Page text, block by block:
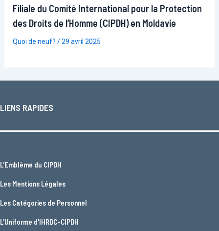
Filiale du Comité International pour la Protection
des Droits de l’Homme (CIPDH) en Moldavie
Quoi de neuf? /29 avril 2025
LIENS RAPIDES
L'Emblème du CIPDH
Les Mentions Légales
Les Catégories de Personnel
L'Uniforme d'IHRDC-CIPDH